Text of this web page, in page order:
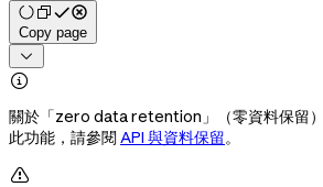
Copy page


關於「zero data retention」（零資料保留
此功能，請參閱API 與資料保留。
